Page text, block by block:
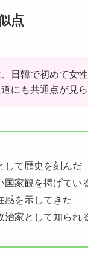
点
日韓で初めて女
にも共通点が見ら
して歴史を刻んだ
国家観を掲げてい
感を示してきた
治家として知られ